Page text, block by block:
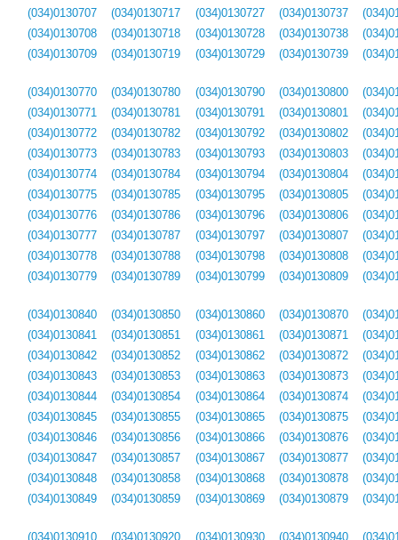
(034)0130707
(034)0130708
(034)0130709
(034)0130717
(034)0130718
(034)0130719
(034)0130727
(034)0130728
(034)0130729
(034)0130737
(034)0130738
(034)0130739
(034)0130770
(034)0130771
(034)0130772
(034)0130773
(034)0130774
(034)0130775
(034)0130776
(034)0130777
(034)0130778
(034)0130779
(034)0130780
(034)0130781
(034)0130782
(034)0130783
(034)0130784
(034)0130785
(034)0130786
(034)0130787
(034)0130788
(034)0130789
(034)0130790
(034)0130791
(034)0130792
(034)0130793
(034)0130794
(034)0130795
(034)0130796
(034)0130797
(034)0130798
(034)0130799
(034)0130800
(034)0130801
(034)0130802
(034)0130803
(034)0130804
(034)0130805
(034)0130806
(034)0130807
(034)0130808
(034)0130809
(034)0130840
(034)0130841
(034)0130842
(034)0130843
(034)0130844
(034)0130845
(034)0130846
(034)0130847
(034)0130848
(034)0130849
(034)0130850
(034)0130851
(034)0130852
(034)0130853
(034)0130854
(034)0130855
(034)0130856
(034)0130857
(034)0130858
(034)0130859
(034)0130860
(034)0130861
(034)0130862
(034)0130863
(034)0130864
(034)0130865
(034)0130866
(034)0130867
(034)0130868
(034)0130869
(034)0130870
(034)0130871
(034)0130872
(034)0130873
(034)0130874
(034)0130875
(034)0130876
(034)0130877
(034)0130878
(034)0130879
(034)0130910
(034)0130920
(034)0130930
(034)0130940